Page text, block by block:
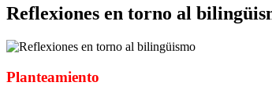
Reflexiones en torno al
Planteamiento